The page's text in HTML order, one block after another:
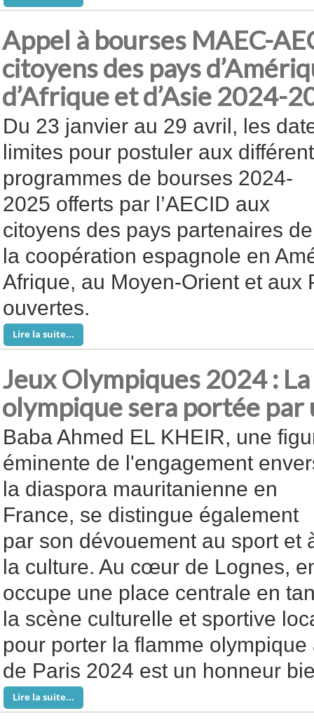
Appel à bourses MAEC-
citoyens des pays
d’Afrique et d’Asie 2024-
Du 23 janvier au 29 avril, les
limites pour postuler aux
programmes de bourses 2024-
2025 offerts par l’AECID aux
citoyens des pays partenaires de
la coopération espagnole en
Afrique, au Moyen-Orient et aux
ouvertes.
Lire la suite...
Jeux Olympiques 2024 :
olympique sera portée
Baba Ahmed EL KHEIR, une
éminente de l'engagement
la diaspora mauritanienne en
France, se distingue également
par son dévouement au sport et
la culture. Au cœur de Lognes,
occupe une place centrale en
la scène culturelle et sportive
pour porter la flamme
de Paris 2024 est un honneur
Lire la suite...